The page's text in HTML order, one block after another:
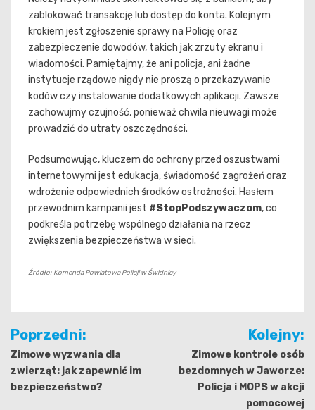
zablokować transakcję lub dostęp do konta. Kolejnym
krokiem jest zgłoszenie sprawy na Policję oraz
zabezpieczenie dowodów, takich jak zrzuty ekranu i
wiadomości. Pamiętajmy, że ani policja, ani żadne
instytucje rządowe nigdy nie proszą o przekazywanie
kodów czy instalowanie dodatkowych aplikacji. Zawsze
zachowujmy czujność, ponieważ chwila nieuwagi może
prowadzić do utraty oszczędności.
Podsumowując, kluczem do ochrony przed oszustwami
internetowymi jest edukacja, świadomość zagrożeń oraz
wdrożenie odpowiednich środków ostrożności. Hasłem
przewodnim kampanii jest #StopPodszywaczom, co
podkreśla potrzebę wspólnego działania na rzecz
zwiększenia bezpieczeństwa w sieci.
Źródło: Komenda Powiatowa Policji w Świdnicy
Nawigacja
wpisu
Poprzedni:
Zimowe wyzwania dla
zwierząt: jak zapewnić im
bezpieczeństwo?
Kolejny:
Zimowe kontrole osób
bezdomnych w Jaworze:
Policja i MOPS w akcji
pomocowej